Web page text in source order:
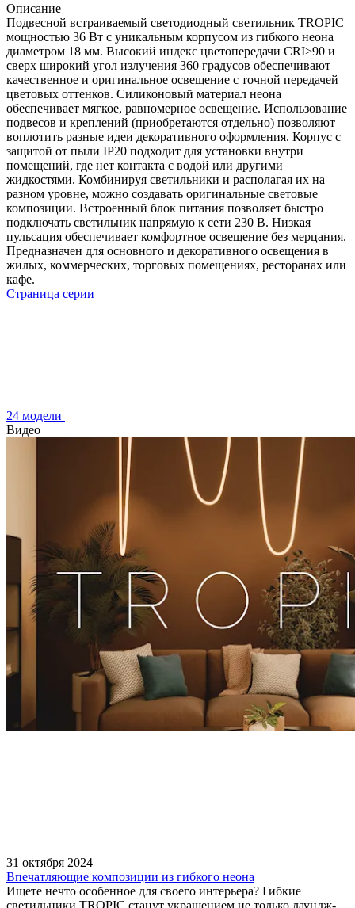
Описание
Подвесной встраиваемый светодиодный светильник TROPIC
мощностью 36 Вт с уникальным корпусом из гибкого неона
диаметром 18 мм. Высокий индекс цветопередачи CRI>90 и
сверх широкий угол излучения 360 градусов обеспечивают
качественное и оригинальное освещение с точной передачей
цветовых оттенков. Силиконовый материал неона
обеспечивает мягкое, равномерное освещение. Использование
подвесов и креплений (приобретаются отдельно) позволяют
воплотить разные идеи декоративного оформления. Корпус с
защитой от пыли IP20 подходит для установки внутри
помещений, где нет контакта с водой или другими
жидкостями. Комбинируя светильники и располагая их на
разном уровне, можно создавать оригинальные световые
композиции. Встроенный блок питания позволяет быстро
подключать светильник напрямую к сети 230 В. Низкая
пульсация обеспечивает комфортное освещение без мерцания.
Предназначен для основного и декоративного освещения в
жилых, коммерческих, торговых помещениях, ресторанах или
кафе.
Страница серии
24 модели
Видео
31 октября 2024
Впечатляющие композиции из гибкого неона
Ищете нечто особенное для своего интерьера? Гибкие
светильники TROPIC станут украшением не только лаундж-